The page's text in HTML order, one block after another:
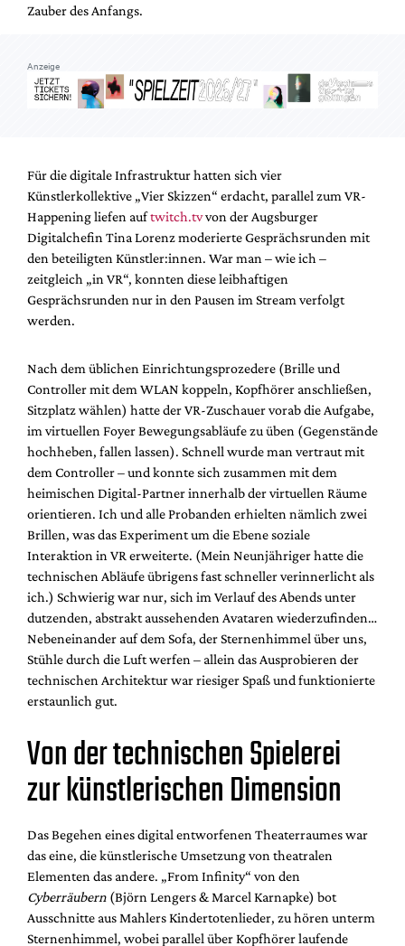
Zauber des Anfangs.
Anzeige
Für die digitale Infrastruktur hatten sich vier
Künstlerkollektive „Vier Skizzen“ erdacht, parallel zum VR-
Happening liefen auftwitch.tvvon der Augsburger
Digitalchefin Tina Lorenz moderierte Gesprächsrunden mit
den beteiligten Künstler:innen. War man – wie ich –
zeitgleich „in VR“, konnten diese leibhaftigen
Gesprächsrunden nur in den Pausen im Stream verfolgt
werden.
Nach dem üblichen Einrichtungsprozedere (Brille und
Controller mit dem WLAN koppeln, Kopfhörer anschließen,
Sitzplatz wählen) hatte der VR-Zuschauer vorab die Aufgabe,
im virtuellen Foyer Bewegungsabläufe zu üben (Gegenstände
hochheben, fallen lassen). Schnell wurde man vertraut mit
dem Controller – und konnte sich zusammen mit dem
heimischen Digital-Partner innerhalb der virtuellen Räume
orientieren. Ich und alle Probanden erhielten nämlich zwei
Brillen, was das Experiment um die Ebene soziale
Interaktion in VR erweiterte. (Mein Neunjähriger hatte die
technischen Abläufe übrigens fast schneller verinnerlicht als
ich.) Schwierig war nur, sich im Verlauf des Abends unter
dutzenden, abstrakt aussehenden Avataren wiederzufinden…
Nebeneinander auf dem Sofa, der Sternenhimmel über uns,
Stühle durch die Luft werfen – allein das Ausprobieren der
technischen Architektur war riesiger Spaß und funktionierte
erstaunlich gut.
Von der technischen Spielerei
zur künstlerischen Dimension
Das Begehen eines digital entworfenen Theaterraumes war
das eine, die künstlerische Umsetzung von theatralen
Elementen das andere. „From Infinity“ von den
Cyberräubern (Björn Lengers & Marcel Karnapke) bot
Ausschnitte aus Mahlers Kindertotenlieder, zu hören unterm
Sternenhimmel, wobei parallel über Kopfhörer laufende